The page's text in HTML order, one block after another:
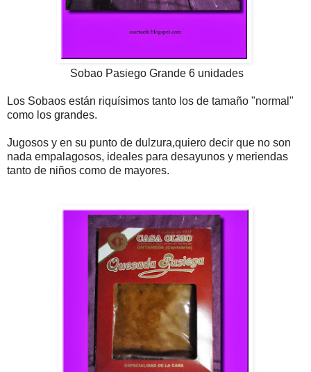
Sobao Pasiego Grande 6 unidades
Los Sobaos están riquísimos tanto los de tamaño "normal"
como los grandes.
Jugosos y en su punto de dulzura,quiero decir que no son
nada empalagosos, ideales para desayunos y meriendas
tanto de niños como de mayores.